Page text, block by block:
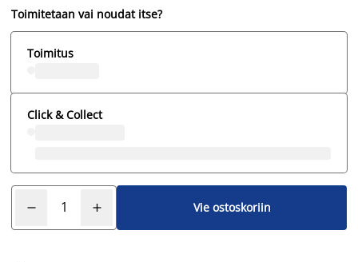
Toimitetaan vai noudat itse?
Toimitus
Click & Collect
Vie ostoskoriin